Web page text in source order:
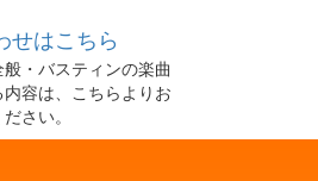
せはこちら
・バスティンの楽曲
容は、こちらよりお
さい。